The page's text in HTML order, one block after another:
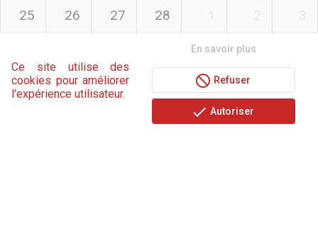
25 26 27 28 2 3
Ce site utilise des
cookies pour améliorer
l'expérience utilisateur.
En savoir plus
not_interested
done